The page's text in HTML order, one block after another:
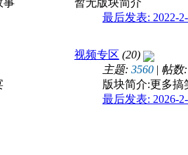
事
暂无版块简介
最后发表: 2022-
视频专区 (20)
主题: 3560 | 帖数:
版块简介:更多搞
最后发表: 2026-